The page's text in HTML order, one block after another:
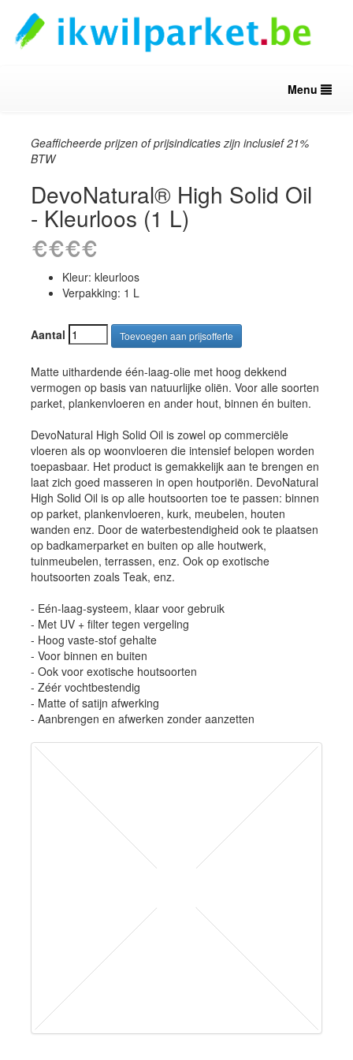
Menu
Geafficheerde prijzen of prijsindicaties zijn inclusief 21%
BTW
DevoNatural® High Solid Oil
- Kleurloos (1 L)
Kleur: kleurloos
Verpakking: 1 L
Aantal
Matte uithardende één-laag-olie met hoog dekkend
vermogen op basis van natuurlijke oliën. Voor alle soorten
parket, plankenvloeren en ander hout, binnen én buiten.
DevoNatural High Solid Oil is zowel op commerciële
vloeren als op woonvloeren die intensief belopen worden
toepasbaar. Het product is gemakkelijk aan te brengen en
laat zich goed masseren in open houtporiën. DevoNatural
High Solid Oil is op alle houtsoorten toe te passen: binnen
op parket, plankenvloeren, kurk, meubelen, houten
wanden enz. Door de waterbestendigheid ook te plaatsen
op badkamerparket en buiten op alle houtwerk,
tuinmeubelen, terrassen, enz. Ook op exotische
houtsoorten zoals Teak, enz.
- Eén-laag-systeem, klaar voor gebruik
- Met UV + filter tegen vergeling
- Hoog vaste-stof gehalte
- Voor binnen en buiten
- Ook voor exotische houtsoorten
- Zéér vochtbestendig
- Matte of satijn afwerking
- Aanbrengen en afwerken zonder aanzetten